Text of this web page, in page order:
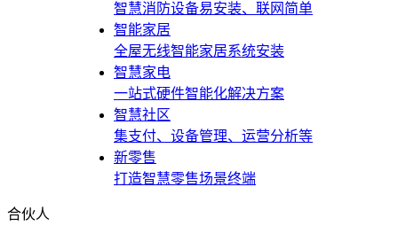
智慧消防设备易安装、联网简单
智能家居
全屋无线智能家居系统安装
智慧家电
一站式硬件智能化解决方案
智慧社区
集支付、设备管理、运营分析等
新零售
打造智慧零售场景终端
合伙人